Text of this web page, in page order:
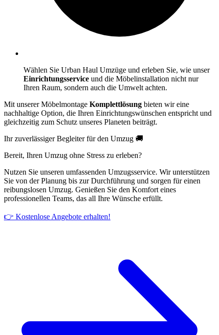
Wählen Sie Urban Haul Umzüge und erleben Sie, wie unser
Einrichtungsservice und die Möbelinstallation nicht nur
Ihren Raum, sondern auch die Umwelt achten.
Mit unserer Möbelmontage Komplettlösung bieten wir eine
nachhaltige Option, die Ihren Einrichtungswünschen entspricht und
gleichzeitig zum Schutz unseres Planeten beiträgt.
Ihr zuverlässiger Begleiter für den Umzug 🚚
Bereit, Ihren Umzug ohne Stress zu erleben?
Nutzen Sie unseren umfassenden Umzugsservice. Wir unterstützen
Sie von der Planung bis zur Durchführung und sorgen für einen
reibungslosen Umzug. Genießen Sie den Komfort eines
professionellen Teams, das all Ihre Wünsche erfüllt.
👉 Kostenlose Angebote erhalten!